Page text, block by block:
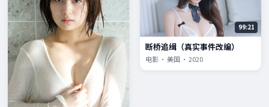
99:21
断桥追缉（真实事件改编）
电影 · 美国 · 2020